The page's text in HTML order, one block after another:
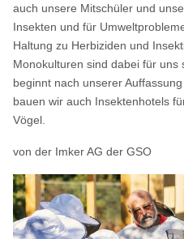
auch unsere Mitschüler und
Insekten und für
Haltung zu Herbiziden und
Monokulturen sind dabei für
beginnt nach unserer
bauen wir auch Insektenhotels
Vögel.
von der Imker AG der GSO